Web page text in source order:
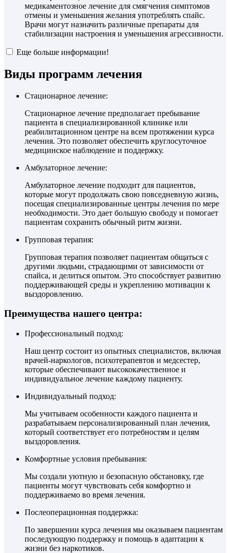
медикаментозное лечение для смягчения симптомов
отмены и уменьшения желания употреблять спайс.
Врачи могут назначить различные препараты для
стабилизации настроения и уменьшения агрессивности.
Еще больше информации!
Виды программ лечения
Стационарное лечение:
Стационарное лечение предполагает пребывание
пациента в специализированной клинике или
реабилитационном центре на всем протяжении курса
лечения. Это позволяет обеспечить круглосуточное
медицинское наблюдение и поддержку.
Амбулаторное лечение:
Амбулаторное лечение подходит для пациентов,
которые могут продолжать свою повседневную жизнь,
посещая специализированные центры лечения по мере
необходимости. Это дает большую свободу и помогает
пациентам сохранить обычный ритм жизни.
Групповая терапия:
Групповая терапия позволяет пациентам общаться с
другими людьми, страдающими от зависимости от
спайса, и делиться опытом. Это способствует развитию
поддерживающей среды и укреплению мотивации к
выздоровлению.
Преимущества нашего центра:
Профессиональный подход:
Наш центр состоит из опытных специалистов, включая
врачей-наркологов, психотерапевтов и медсестер,
которые обеспечивают высококачественное и
индивидуальное лечение каждому пациенту.
Индивидуальный подход:
Мы учитываем особенности каждого пациента и
разрабатываем персонализированный план лечения,
который соответствует его потребностям и целям
выздоровления.
Комфортные условия пребывания:
Мы создали уютную и безопасную обстановку, где
пациенты могут чувствовать себя комфортно и
поддерживаемо во время лечения.
Послеоперационная поддержка:
По завершении курса лечения мы оказываем пациентам
последующую поддержку и помощь в адаптации к
жизни без наркотиков.